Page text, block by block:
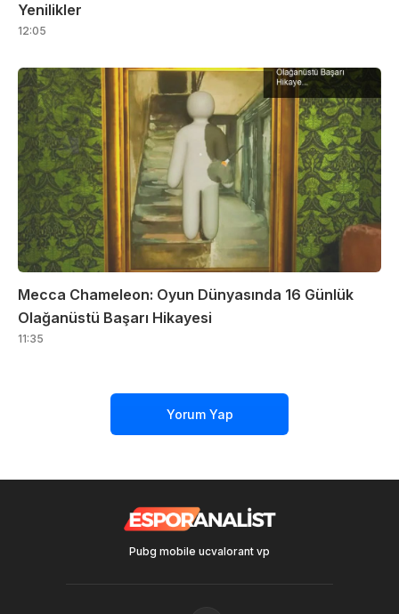
Yenilikler
12:05
Mecca Chameleon: Oyun Dünyasında 16 Günlük
Olağanüstü Başarı Hikayesi
11:35
Yorum Yap
Pubg mobile ucvalorant vp